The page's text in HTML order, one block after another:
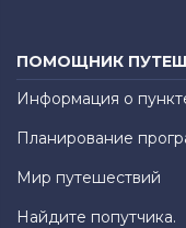
ПОМОЩНИК
Информация о
Планирование
Мир путешествий
Найдите попутчика.